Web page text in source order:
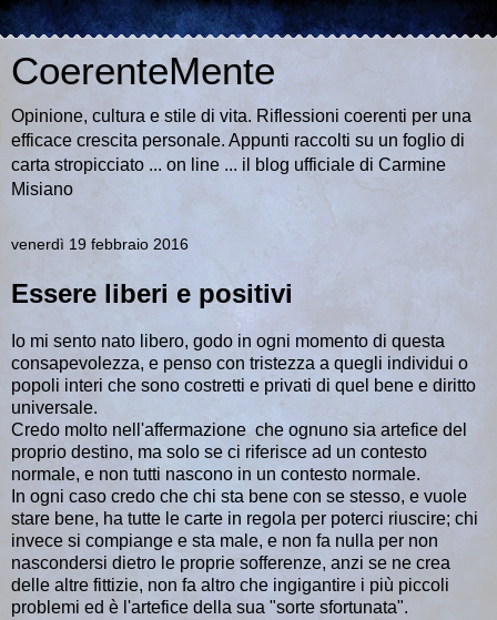
CoerenteMente
Opinione, cultura e stile di vita. Riflessioni coerenti per una
efficace crescita personale. Appunti raccolti su un foglio di
carta stropicciato ... on line ... il blog ufficiale di Carmine
Misiano
venerdì 19 febbraio 2016
Essere liberi e positivi
Io mi sento nato libero, godo in ogni momento di questa
consapevolezza, e penso con tristezza a quegli individui o
popoli interi che sono costretti e privati di quel bene e diritto
universale.
Credo molto nell'affermazione che ognuno sia artefice del
proprio destino, ma solo se ci riferisce ad un contesto
normale, e non tutti nascono in un contesto normale.
In ogni caso credo che chi sta bene con se stesso, e vuole
stare bene, ha tutte le carte in regola per poterci riuscire; chi
invece si compiange e sta male, e non fa nulla per non
nascondersi dietro le proprie sofferenze, anzi se ne crea
delle altre fittizie, non fa altro che ingigantire i più piccoli
problemi ed è l'artefice della sua "sorte sfortunata".